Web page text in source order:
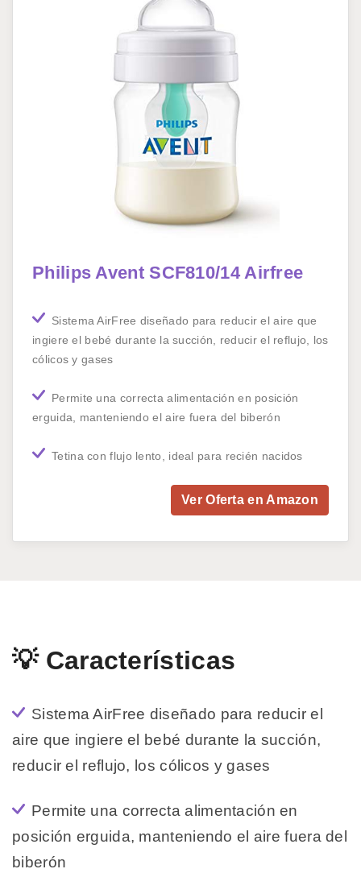
Philips Avent SCF810/14 Airfree
Sistema AirFree diseñado para reducir el aire que
ingiere el bebé durante la succión, reducir el reflujo, los
cólicos y gases
Permite una correcta alimentación en posición
erguida, manteniendo el aire fuera del biberón
Tetina con flujo lento, ideal para recién nacidos
Ver Oferta en Amazon
💡 Características
Sistema AirFree diseñado para reducir el
aire que ingiere el bebé durante la succión,
reducir el reflujo, los cólicos y gases
Permite una correcta alimentación en
posición erguida, manteniendo el aire fuera del
biberón